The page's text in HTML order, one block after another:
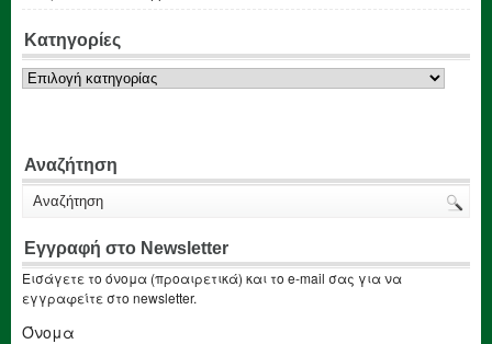
Κατηγορίες
Κατηγορίες
Αναζήτηση
Εγγραφή στο Newsletter
Εισάγετε το όνομα (προαιρετικά) και το e-mail σας για να
εγγραφείτε στο newsletter.
Όνομα